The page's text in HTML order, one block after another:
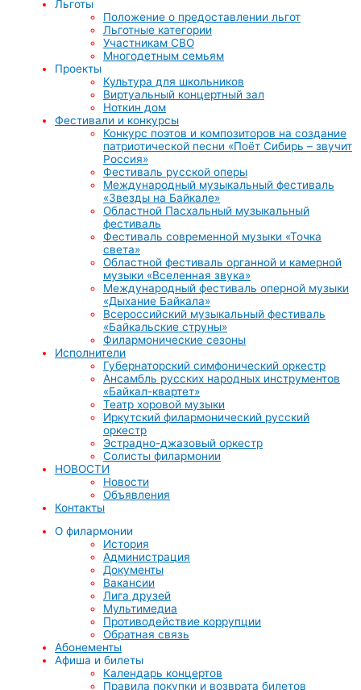
Льготы
Положение о предоставлении льгот
Льготные категории
Участникам СВО
Многодетным семьям
Проекты
Культура для школьников
Виртуальный концертный зал
Ноткин дом
Фестивали и конкурсы
Конкурс поэтов и композиторов на создание
патриотической песни «Поёт Сибирь – звучит
Россия»
Фестиваль русской оперы
Международный музыкальный фестиваль
«Звезды на Байкале»
Областной Пасхальный музыкальный
фестиваль
Фестиваль современной музыки «Точка
света»
Областной фестиваль органной и камерной
музыки «Вселенная звука»
Международный фестиваль оперной музыки
«Дыхание Байкала»
Всероссийский музыкальный фестиваль
«Байкальские струны»
Филармонические сезоны
Исполнители
Губернаторский симфонический оркестр
Ансамбль русских народных инструментов
«Байкал-квартет»
Театр хоровой музыки
Иркутский филармонический русский
оркестр
Эстрадно-джазовый оркестр
Солисты филармонии
НОВОСТИ
Новости
Объявления
Контакты
О филармонии
История
Администрация
Документы
Вакансии
Лига друзей
Мультимедиа
Противодействие коррупции
Обратная связь
Абонементы
Афиша и билеты
Календарь концертов
Правила покупки и возврата билетов